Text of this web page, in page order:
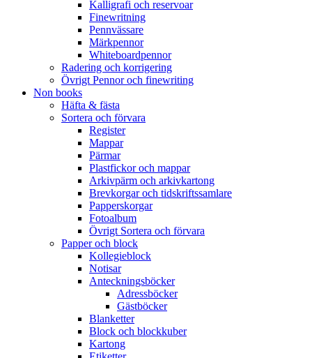
Kalligrafi och reservoar
Finewritning
Pennvässare
Märkpennor
Whiteboardpennor
Radering och korrigering
Övrigt Pennor och finewriting
Non books
Häfta & fästa
Sortera och förvara
Register
Mappar
Pärmar
Plastfickor och mappar
Arkivpärm och arkivkartong
Brevkorgar och tidskriftssamlare
Papperskorgar
Fotoalbum
Övrigt Sortera och förvara
Papper och block
Kollegieblock
Notisar
Anteckningsböcker
Adressböcker
Gästböcker
Blanketter
Block och blockkuber
Kartong